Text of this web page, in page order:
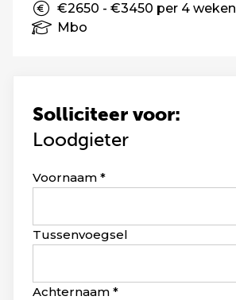
Solliciteer voor:
Loodgieter
Leave
blank
Voornaam
Tussenvoegsel
Achternaam
€2650 - €3450 per 4 weken
Mbo